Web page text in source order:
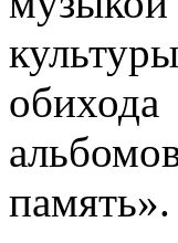
память».